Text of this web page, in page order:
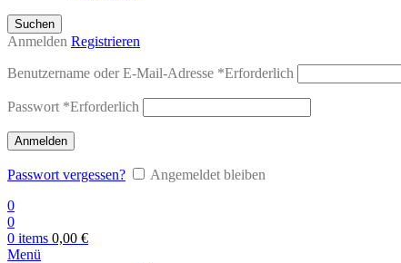
Suchen
Anmelden Registrieren
Benutzername oder E-Mail-Adresse *Erforderlich
Passwort *Erforderlich
Anmelden
Passwort vergessen?
Angemeldet bleiben
0
0
0 items 0,00 €
Menü